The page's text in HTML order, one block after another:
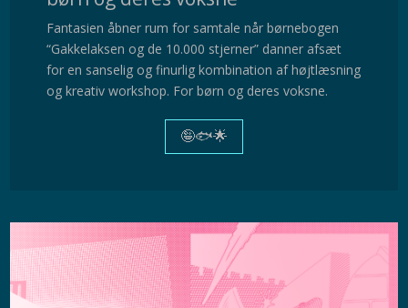
Fantasien åbner rum for samtale når børnebogen
“Gakkelaksen og de 10.000 stjerner” danner afsæt
for en sanselig og finurlig kombination af højtlæsning
og kreativ workshop. For børn og deres voksne.
🤪🐟🌟